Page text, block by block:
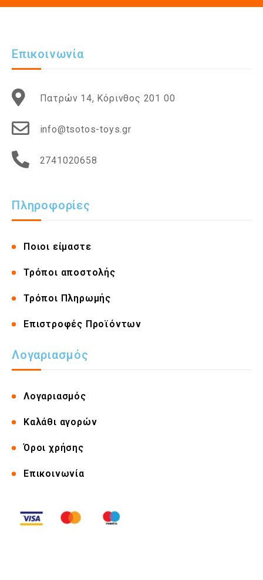
Επικοινωνία
Πατρών 14, Κόρινθος 201 00
info@tsotos-toys.gr
2741020658
Πληροφορίες
Ποιοι είμαστε
Τρόποι αποστολής
Τρόποι Πληρωμής
Επιστροφές Προϊόντων
Λογαριασμός
Λογαριασμός
Καλάθι αγορών
Όροι χρήσης
Επικοινωνία